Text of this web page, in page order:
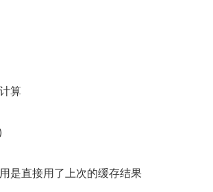
算
是直接用了上次的缓存结果